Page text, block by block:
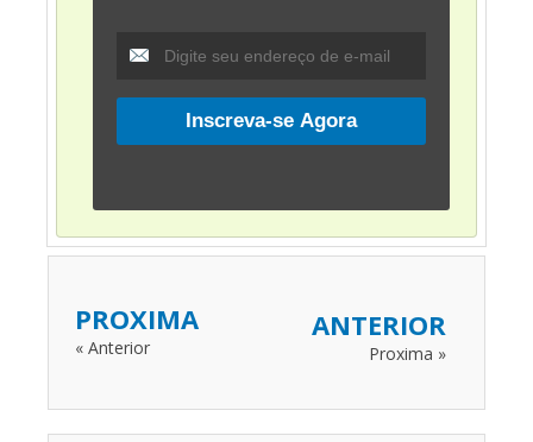
PROXIMA
« Anterior
ANTERIOR
Proxima »